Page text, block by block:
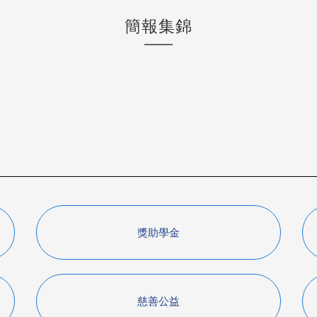
簡報集錦
獎助學金
慈善公益